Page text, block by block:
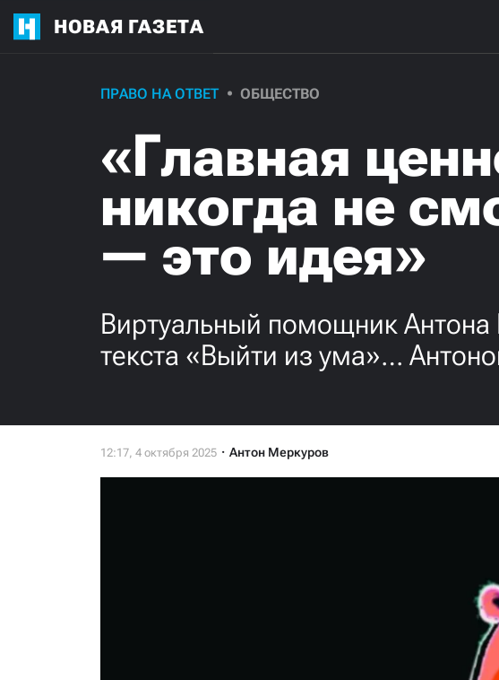
НОВАЯ ГАЗЕТА
ПРАВО НА ОТВЕТ ОБЩЕСТВО
«Главная
никогда не
— это идея»
Виртуальный помощник
текста «Выйти из ума»…
Антон Меркуров